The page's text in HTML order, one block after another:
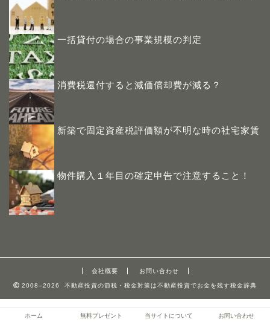
一括貸付の場合の事業規模の判定
消費税還付すると減価償却費が減る？
新築で固定資産税評価額が不明な時の社宅家賃
物件購入１年目の確定申告で注意すること！
会社概要 お問い合わせ
2008–2026 不動産投資の節税・税金対策は不動産投資でお金を残す税金辞典
ホーム 無料プレゼント 当サイトについて お問い合わせ